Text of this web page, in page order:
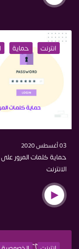
انترنت حماية
03 أغسطس 2020
حماية كلمات المرور على
الانترنت